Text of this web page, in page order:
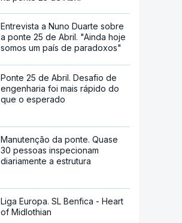
Entrevista a Nuno Duarte sobre
a ponte 25 de Abril. "Ainda hoje
somos um país de paradoxos"
Ponte 25 de Abril. Desafio de
engenharia foi mais rápido do
que o esperado
Manutenção da ponte. Quase
30 pessoas inspecionam
diariamente a estrutura
Liga Europa. SL Benfica - Heart
of Midlothian